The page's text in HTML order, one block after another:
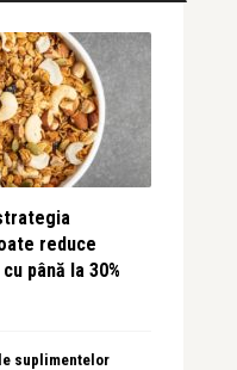
reduce
până la 30%
suplimentelor